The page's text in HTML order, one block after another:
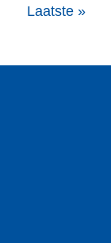
Laatste
Laatste »